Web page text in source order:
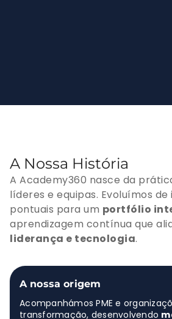
A Nossa História
A Academy360 nasce da
líderes e equipas. Evoluímos de
pontuais para um portfólio
aprendizagem contínua que
liderança e tecnologia.
A nossa origem
Acompanhámos PME e
transformação, desenvolvendo